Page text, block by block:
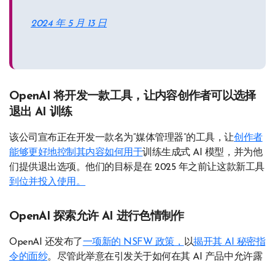
2024 年 5 月 13 日
OpenAI 将开发一款工具，让内容创作者可以选择
退出 AI 训练
该公司宣布正在开发一款名为“媒体管理器”的工具，让创作者
能够更好地控制其内容如何用于训练生成式 AI 模型，并为他
们提供退出选项。他们的目标是在 2025 年之前让这款新工具
到位并投入使用。
OpenAI 探索允许 AI 进行色情制作
OpenAI 还发布了一项新的 NSFW 政策， 以揭开其 AI 秘密指
令的面纱。尽管此举意在引发关于如何在其 AI 产品中允许露